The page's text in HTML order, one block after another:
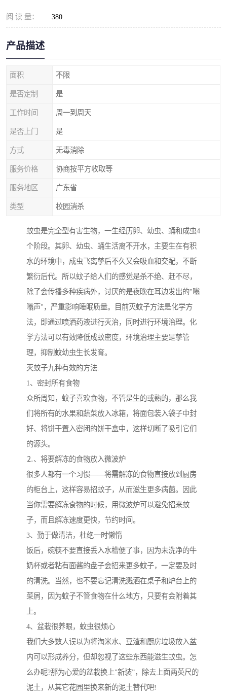
阅 读 量： 380
产品描述
面积 不限
是否定制 是
工作时间 周一到周天
是否上门 是
方式 无毒消除
服务价格 协商按平方收取等
服务地区 广东省
类型 校园消杀
蚊虫是完全型有害生物，一生经历卵、幼虫、蛹和成虫4
个阶段。其卵、幼虫、蛹生活离不开水，主要生在有积
水的环境中，成虫飞离孳后不久又会吸血和交配，不断
繁衍后代。所以蚊子给人们的感觉是杀不绝、赶不尽，
除了会传播多种疾病外，讨厌的是夜晚在耳边发出的"嗡
嗡声"，严重影响睡眠质量。目前灭蚊子方法是化学方
法，即通过喷洒药液进行灭治，同时进行环境治理。化
学方法可以有效降低成蚊密度，环境治理主要是孳管
理，抑制蚊幼虫生长发育。
灭蚊子九种有效的方法:
1、密封所有食物
众所周知，蚊子喜欢食物，不管是生的或熟的，那么我
们将所有的水果和蔬菜放入冰箱，将面包装入袋子中封
好、将饼干置入密闭的饼干盒中，这样切断了吸引它们
的源头。
⒉、将要解冻的食物放入微波炉
很多人都有一个习惯——将需解冻的食物直接放到厨房
的柜台上，这样容易招蚊子，从而滋生更多病菌。因此
当你需要解冻食物的时候，用微波炉可以避免招来蚊
子，而且解冻速度更快，节约时间。
3、勤于做清洁，杜绝一时懒惰
饭后，碗筷不要直接丢入水槽便了事，因为未洗净的牛
奶杯或者粘有面酱的盘子会招来更多蚊子，一定要及时
的清洗。当然，也不要忘记清洗溅洒在桌子和炉台上的
菜屑，因为蚊子不管食物在什么地方，只要有会附着其
上。
4、盆栽很养眼，蚊虫很烦心
我们大多数人误以为将淘米水、豆渣和厨房垃圾放入盆
内可以形成养分，但却忽视了这些东西能滋生蚊虫。怎
么办呢?那为心爱的盆栽换上"新装”，除去上面两英尺的
泥土，从其它花园里换来新的泥土替代吧!